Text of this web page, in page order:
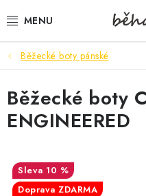
na
BOTY PÁNSKÉ
BOTY DÁMSKÉ
PÁNSKÉ OBLEČENÍ
DÁMSKÉ OBLEČENÍ
Běžecké boty pánské
Běžecké boty
ENGINEERED
10 %
Doprava ZDARMA